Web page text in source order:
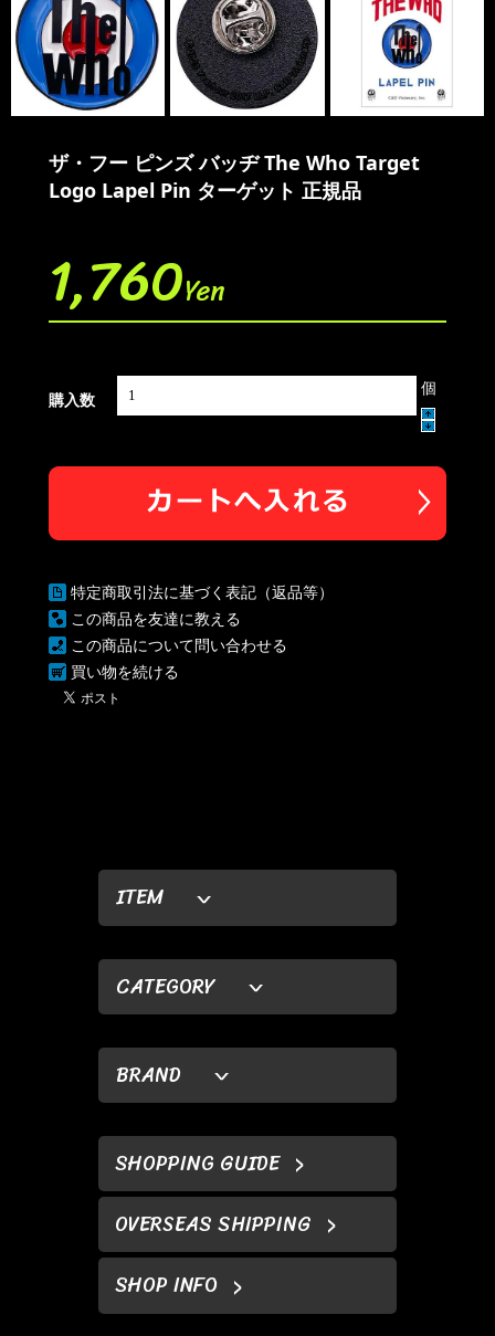
ITEM
CATEGORY
BRAND
SHOPPING GUIDE
OVERSEAS SHIPPING
SHOP INFO
ザ・フー ピンズ バッヂ The Who Target
Logo Lapel Pin ターゲット 正規品
1,760Yen
購入数
個
特定商取引法に基づく表記（返品等）
この商品を友達に教える
この商品について問い合わせる
買い物を続ける